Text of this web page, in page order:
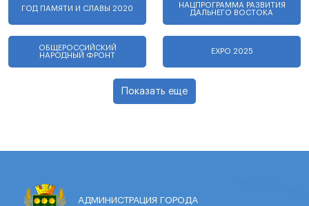
ГОД ПАМЯТИ И СЛАВЫ 2020
НАЦПРОГРАММА РАЗВИТИЯ
ДАЛЬНЕГО ВОСТОКА
ОБЩЕРОССИЙСКИЙ
НАРОДНЫЙ ФРОНТ
EXPO 2025
Показать еще
АДМИНИСТРАЦИЯ ГОРОДА